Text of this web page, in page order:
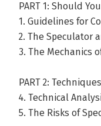
PART 1: Should
1. Guidelines for
2. The Speculator
3. The Mechanics
PART 2:
4. Technical
5. The Risks of